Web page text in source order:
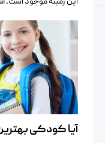
آیا کودکی